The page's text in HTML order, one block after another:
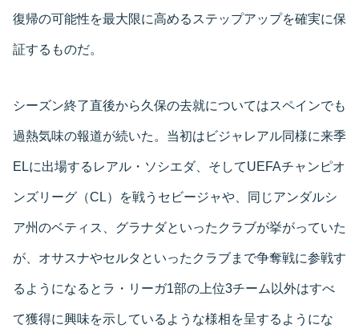
復帰の可能性を最大限に高めるステップアップを確実に保
証するものだ。
シーズン終了直後から久保の去就についてはスペインでも
過熱気味の報道が続いた。当初はビジャレアル同様に来季
ELに出場するレアル・ソシエダ、そしてUEFAチャンピオ
ンズリーグ（CL）を戦うセビージャや、同じアンダルシ
ア州のベティス、グラナダといったクラブが挙がっていた
が、オサスナやセルタといったクラブまで争奪戦に参戦す
るようになるとラ・リーガ1部の上位3チーム以外はすべ
て獲得に興味を示しているような様相を呈するようにな